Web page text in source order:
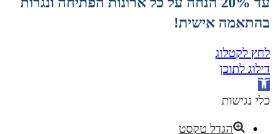
בהתאמה אישית!
לחץ לקטלוג
דילוג לתוכן
פתח
סרגל
כלי נגישות
הגדל טקסט